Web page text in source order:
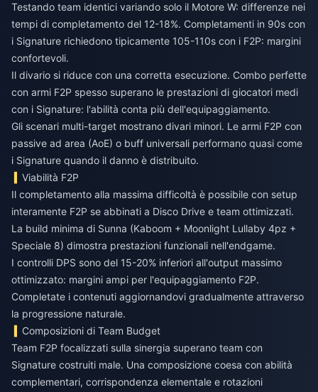
Testando team identici variando solo il Motore W: differenze nei
tempi di completamento del 12-18%. Completamenti in 90s con
i Signature richiedono tipicamente 105-110s con i F2P: margini
confortevoli.
Il divario si riduce con una corretta esecuzione. Combo perfette
con armi F2P spesso superano le prestazioni di giocatori medi
con i Signature: l'abilità conta più dell'equipaggiamento.
Gli scenari multi-target mostrano divari minori. Le armi F2P con
passive ad area (AoE) o buff universali performano quasi come
i Signature quando il danno è distribuito.
Viabilità F2P
Il completamento alla massima difficoltà è possibile con setup
interamente F2P se abbinati a Disco Drive e team ottimizzati.
La build minima di Sunna (Kaboom + Moonlight Lullaby 4pz +
Speciale 8) dimostra prestazioni funzionali nell'endgame.
I controlli DPS sono del 15-20% inferiori all'output massimo
ottimizzato: margini ampi per l'equipaggiamento F2P.
Completate i contenuti aggiornandovi gradualmente attraverso
la progressione naturale.
Composizioni di Team Budget
Team F2P focalizzati sulla sinergia superano team con
Signature costruiti male. Una composizione coesa con abilità
complementari, corrispondenza elementale e rotazioni